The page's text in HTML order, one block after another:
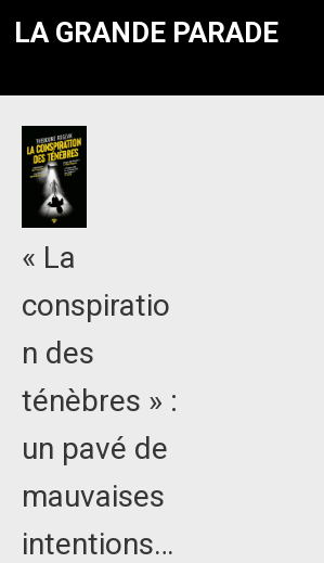
LA GRANDE PARADE
« La
conspiratio
n des
ténèbres » :
un pavé de
mauvaises
intentions…